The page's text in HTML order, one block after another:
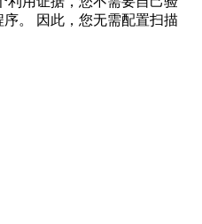
。 因此，您无需配置扫描